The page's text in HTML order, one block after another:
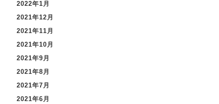
2022年1月
2021年12月
2021年11月
2021年10月
2021年9月
2021年8月
2021年7月
2021年6月